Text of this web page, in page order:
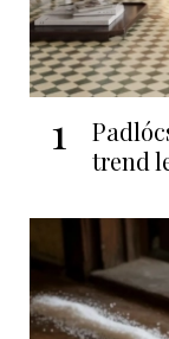
1
trend